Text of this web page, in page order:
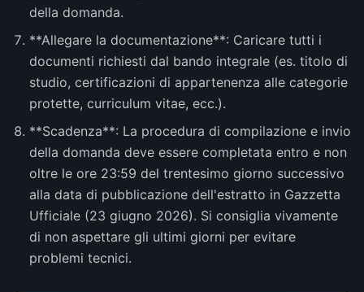
della domanda.
**Allegare la documentazione**: Caricare tutti i
documenti richiesti dal bando integrale (es. titolo di
studio, certificazioni di appartenenza alle categorie
protette, curriculum vitae, ecc.).
**Scadenza**: La procedura di compilazione e invio
della domanda deve essere completata entro e non
oltre le ore 23:59 del trentesimo giorno successivo
alla data di pubblicazione dell'estratto in Gazzetta
Ufficiale (23 giugno 2026). Si consiglia vivamente
di non aspettare gli ultimi giorni per evitare
problemi tecnici.